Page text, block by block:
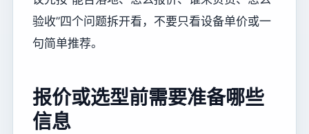
验收”四个问题拆开看，不要只看设备单价或一
句简单推荐。
报价或选型前需要准备哪些
信息